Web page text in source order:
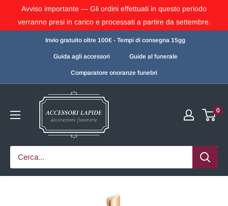
Avviso importante — Gli ordini effettuati in questo periodo
verranno presi in carico e processati a partire da settembre.
Invio gratuito oltre 100€ - Tempi di consegna 15gg
Guida agli accessori Guide al funerale
Comparatore onoranze funebri
0